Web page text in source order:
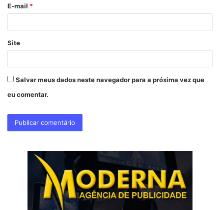
*
E-mail *
Site
Salvar meus dados neste navegador para a próxima vez que
eu comentar.